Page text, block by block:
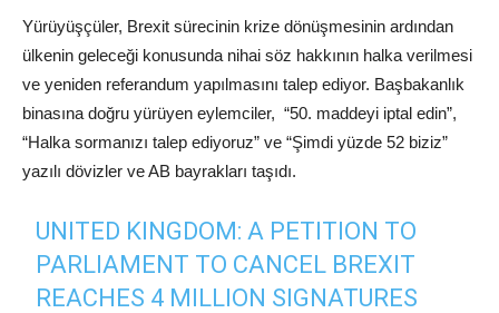
Yürüyüşçüler, Brexit sürecinin krize dönüşmesinin ardından
ülkenin geleceği konusunda nihai söz hakkının halka verilmesi
ve yeniden referandum yapılmasını talep ediyor. Başbakanlık
binasına doğru yürüyen eylemciler, “50. maddeyi iptal edin”,
“Halka sormanızı talep ediyoruz” ve “Şimdi yüzde 52 biziz”
yazılı dövizler ve AB bayrakları taşıdı.
UNITED KINGDOM: A PETITION TO
PARLIAMENT TO CANCEL BREXIT
REACHES 4 MILLION SIGNATURES